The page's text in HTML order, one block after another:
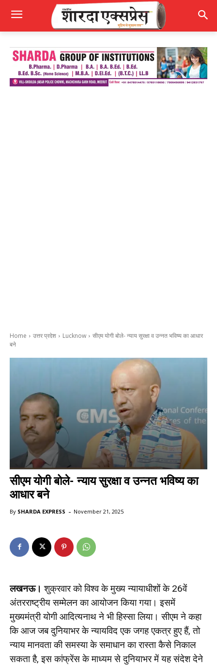
Home उत्तर प्रदेश Lucknow
सीएम योगी बोले- न्याय सुरक्षा व उन्नत भविष्य का आधार
बने
सीएम योगी बोले- न्याय सुरक्षा व उन्नत भविष्य का
आधार बने
By SHARDA EXPRESS - November 21, 2025
लखनऊ। शुक्रवार को विश्व के मुख्य न्यायाधीशों के 26वें
अंतरराष्ट्रीय सम्मेलन का आयोजन किया गया। इसमें
मुख्यमंत्री योगी आदित्यनाथ ने भी हिस्सा लिया। सीएम ने कहा
कि आज जब दुनियाभर के न्यायविद एक जगह एकत्र हुए हैं, तो
न्याय मानवता की समस्या के समाधान का रास्ता कैसे निकाल
सकता है, इस कांफ्रेंस के माध्यम से दुनियाभर में यह संदेश देने